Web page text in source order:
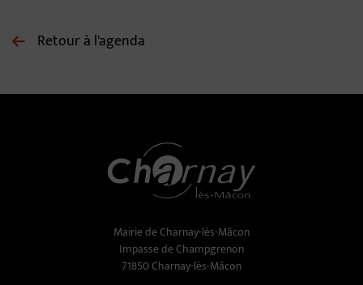
Retour à l'agenda
Mairie de Charnay-lès-Mâcon
Impasse de Champgrenon
71850 Charnay-lès-Mâcon